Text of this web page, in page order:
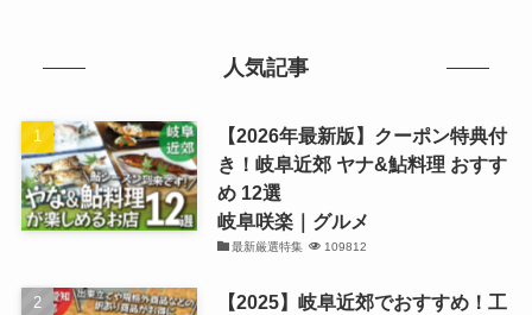
人気記事
【2026年最新版】クーポン特典付
き！岐阜近郊 ヤナ&鮎料理 おすす
め 12選
岐阜咲楽｜グルメ
最新厳選特集 109812
【2025】岐阜近郊でおすすめ！工